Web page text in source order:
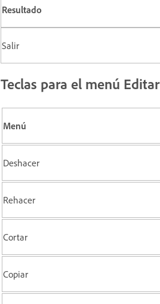
Resultado
Salir
Teclas para el menú Editar
Menú
Deshacer
Rehacer
Cortar
Copiar